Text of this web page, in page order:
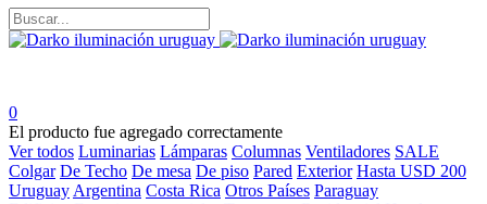
0
El producto fue agregado correctamente
Ver todos Luminarias Lámparas Columnas Ventiladores SALE
Colgar De Techo De mesa De piso Pared Exterior Hasta USD 200
Uruguay Argentina Costa Rica Otros Países Paraguay